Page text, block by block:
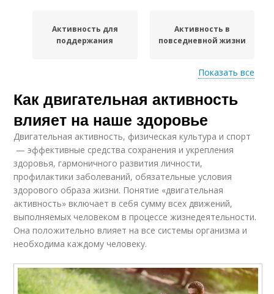
Активность для
поддержания
Активность в
повседневной жизни
Активности на
здоровье
Физические
активности
Активность на
эмоциональное
состояние
Рекомендации по
физической
активности
Активность в
Показать все
Как двигательная активность
влияет на наше здоровье
Двигательная активность, физическая культура и спорт
— эффективные средства сохранения и укрепления
здоровья, гармоничного развития личности,
профилактики заболеваний, обязательные условия
здорового образа жизни. Понятие «двигательная
активность» включает в себя сумму всех движений,
выполняемых человеком в процессе жизнедеятельности.
Она положительно влияет на все системы организма и
необходима каждому человеку.